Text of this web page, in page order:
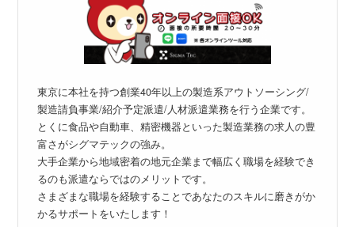
東京に本社を持つ創業40年以上の製造系アウトソーシング/
製造請負事業/紹介予定派遣/人材派遣業務を行う企業です。
とくに食品や自動車、精密機器といった製造業務の求人の豊
富さがシグマテックの強み。
大手企業から地域密着の地元企業まで幅広く職場を経験でき
るのも派遣ならではのメリットです。
さまざまな職場を経験することであなたのスキルに磨きがか
かるサポートをいたします！